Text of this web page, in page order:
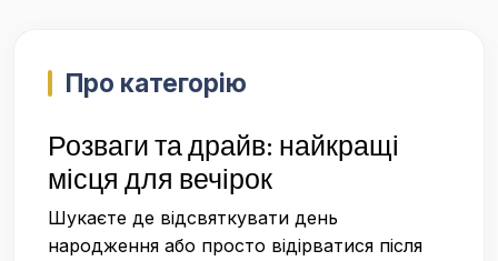
Про категорію
Розваги та драйв: найкращі
місця для вечірок
Шукаєте де відсвяткувати день
народження або просто відірватися після